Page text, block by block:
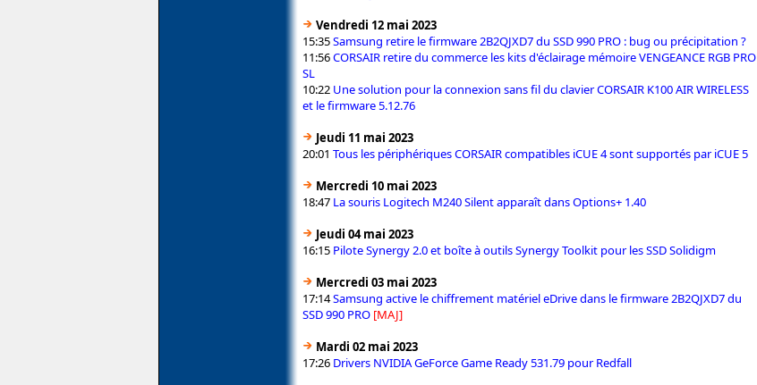
Vendredi 12 mai 2023
15:35Samsung retire le firmware 2B2QJXD7 du SSD 990 PRO : bug ou précipitation ?
11:56CORSAIR retire du commerce les kits d'éclairage mémoire VENGEANCE RGB PRO
SL
10:22 Une solution pour la connexion sans fil du clavier CORSAIR K100 AIR WIRELESS
et le firmware 5.12.76
Jeudi 11 mai 2023
20:01 Tous les périphériques CORSAIR compatibles iCUE 4 sont supportés par iCUE 5
Mercredi 10 mai 2023
18:47 La souris Logitech M240 Silent apparaît dans Options+ 1.40
Jeudi 04 mai 2023
16:15 Pilote Synergy 2.0 et boîte à outils Synergy Toolkit pour les SSD Solidigm
Mercredi 03 mai 2023
17:14Samsung active le chiffrement matériel eDrive dans le firmware 2B2QJXD7 du
SSD 990 PRO [MAJ]
Mardi 02 mai 2023
17:26 Drivers NVIDIA GeForce Game Ready 531.79 pour Redfall